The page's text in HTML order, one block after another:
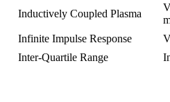
Inductively Coupled Plasma
Infinite Impulse Response
Inter-Quartile Range